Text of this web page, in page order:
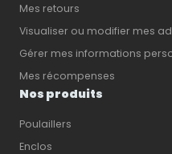
Mes retours
Visualiser ou modifier mes
Gérer mes informations
Mes récompenses
Nos produits
Poulaillers
Enclos